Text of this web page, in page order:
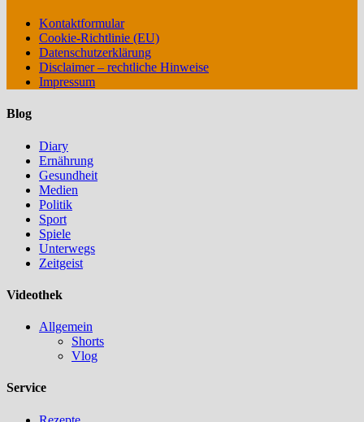
Kontaktformular
Cookie-Richtlinie (EU)
Datenschutzerklärung
Disclaimer – rechtliche Hinweise
Impressum
Blog
Diary
Ernährung
Gesundheit
Medien
Politik
Sport
Spiele
Unterwegs
Zeitgeist
Videothek
Allgemein
Shorts
Vlog
Service